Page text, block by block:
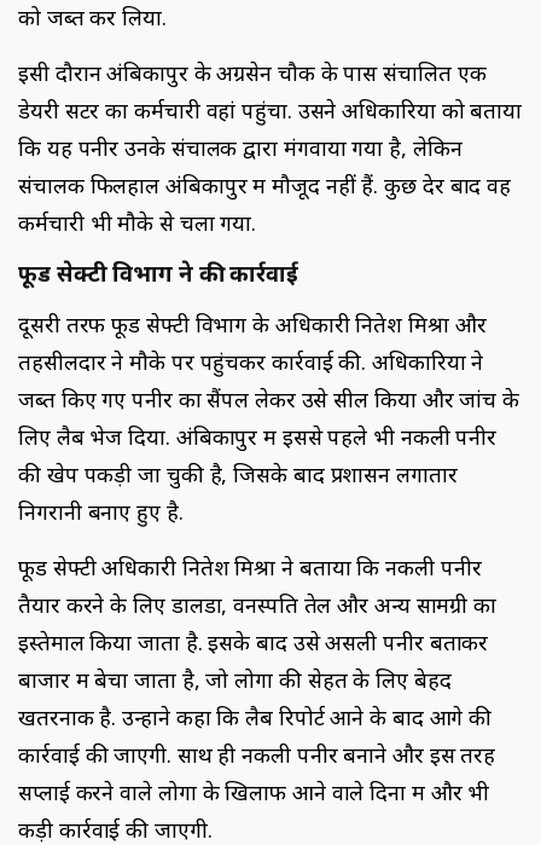
को जब्त कर लिया.
इसी दौरान अंबिकापुर के अग्रसेन चौक के पास संचालित एक
डेयरी सेंटर का कर्मचारी वहां पहुंचा. उसने अधिकारियों को बताया
कि यह पनीर उनके संचालक द्वारा मंगवाया गया है, लेकिन
संचालक फिलहाल अंबिकापुर में मौजूद नहीं हैं. कुछ देर बाद वह
कर्मचारी भी मौके से चला गया.
फूड सेक्टी विभाग ने की कार्रवाई
दूसरी तरफ फूड सेफ्टी विभाग के अधिकारी नितेश मिश्रा और
तहसीलदार ने मौके पर पहुंचकर कार्रवाई की. अधिकारियों ने
जब्त किए गए पनीर का सैंपल लेकर उसे सील किया और जांच के
लिए लैब भेज दिया. अंबिकापुर में इससे पहले भी नकली पनीर
की खेप पकड़ी जा चुकी है, जिसके बाद प्रशासन लगातार
निगरानी बनाए हुए है.
फूड सेफ्टी अधिकारी नितेश मिश्रा ने बताया कि नकली पनीर
तैयार करने के लिए डालडा, वनस्पति तेल और अन्य सामग्री का
इस्तेमाल किया जाता है. इसके बाद उसे असली पनीर बताकर
बाजार में बेचा जाता है, जो लोगों की सेहत के लिए बेहद
खतरनाक है. उन्होंने कहा कि लैब रिपोर्ट आने के बाद आगे की
कार्रवाई की जाएगी. साथ ही नकली पनीर बनाने और इस तरह
सप्लाई करने वाले लोगों के खिलाफ आने वाले दिनों में और भी
कड़ी कार्रवाई की जाएगी.